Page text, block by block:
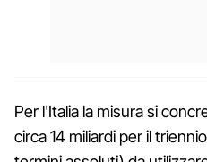
Per l'Italia la misura si
circa 14 miliardi per il